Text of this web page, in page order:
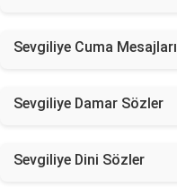
Sevgiliye Cuma Mesajları
Sevgiliye Damar Sözler
Sevgiliye Dini Sözler